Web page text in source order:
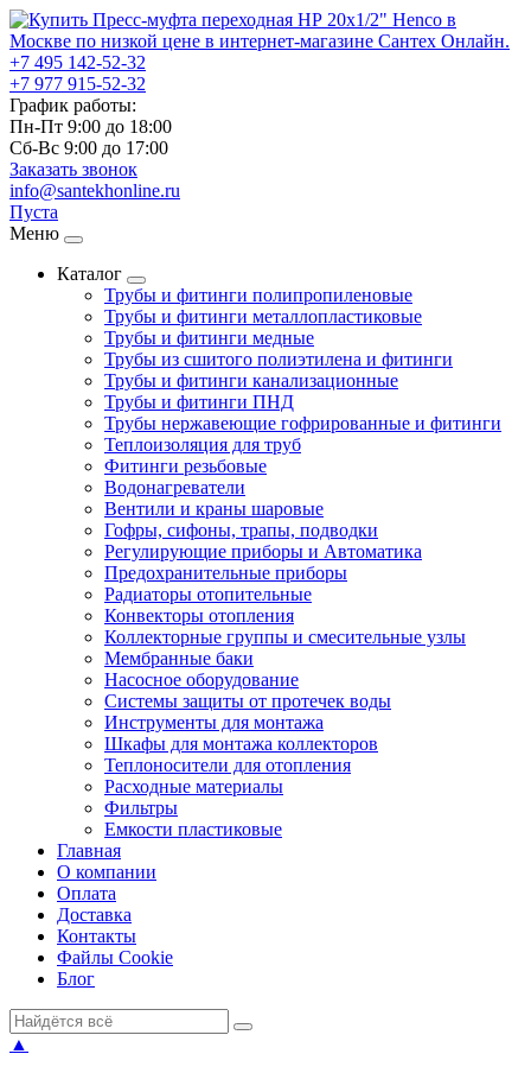
+7 495 142-52-32
+7 977 915-52-32
График работы:
Пн-Пт 9:00 до 18:00
Сб-Вс 9:00 до 17:00
Заказать звонок
info@santekhonline.ru
Пуста
Меню
Каталог
Трубы и фитинги полипропиленовые
Трубы и фитинги металлопластиковые
Трубы и фитинги медные
Трубы из сшитого полиэтилена и фитинги
Трубы и фитинги канализационные
Трубы и фитинги ПНД
Трубы нержавеющие гофрированные и фитинги
Теплоизоляция для труб
Фитинги резьбовые
Водонагреватели
Вентили и краны шаровые
Гофры, сифоны, трапы, подводки
Регулирующие приборы и Автоматика
Предохранительные приборы
Радиаторы отопительные
Конвекторы отопления
Коллекторные группы и смесительные узлы
Мембранные баки
Насосное оборудование
Системы защиты от протечек воды
Инструменты для монтажа
Шкафы для монтажа коллекторов
Теплоносители для отопления
Расходные материалы
Фильтры
Емкости пластиковые
Главная
О компании
Оплата
Доставка
Контакты
Файлы Cookie
Блог
▲